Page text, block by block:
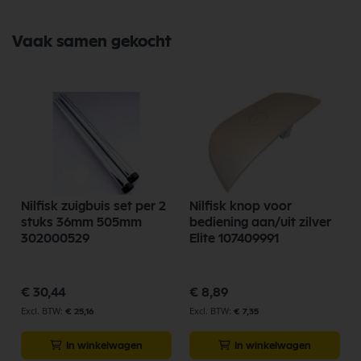
Vaak samen gekocht
Nilfisk zuigbuis set per 2
stuks 36mm 505mm
302000529
€ 30,44
€ 25,16
In winkelwagen
Nilfisk knop voor
bediening aan/uit zilver
Elite 107409991
€ 8,89
€ 7,35
In winkelwagen